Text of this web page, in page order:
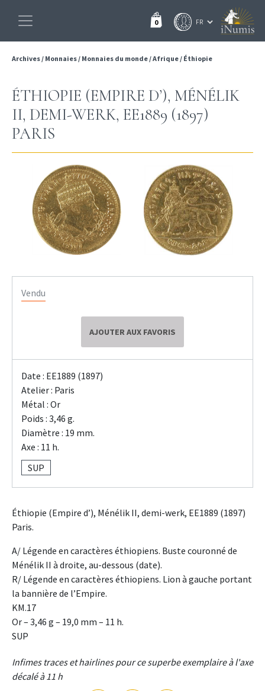
0
Archives/ Monnaies/ Monnaies du monde/Afrique/ Éthiopie
ÉTHIOPIE (EMPIRE D’), MÉNÉLIK
II, DEMI-WERK, EE1889 (1897)
PARIS
Vendu
AJOUTER AUX FAVORIS
Date : EE1889 (1897)
Atelier : Paris
Métal : Or
Poids : 3,46 g.
Diamètre : 19 mm.
Axe : 11 h.
SUP
Éthiopie (Empire d’), Ménélik II, demi-werk, EE1889 (1897)
Paris.
A/ Légende en caractères éthiopiens. Buste couronné de
Ménélik II à droite, au-dessous (date).
R/ Légende en caractères éthiopiens. Lion à gauche portant
la bannière de l’Empire.
KM.17
Or – 3,46 g – 19,0 mm – 11 h.
SUP
Infimes traces et hairlines pour ce superbe exemplaire à l'axe
décalé à 11 h